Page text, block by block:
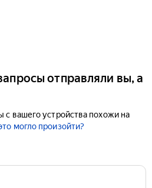
отправляли вы, а
с вашего устройства похожи на
могло произойти?